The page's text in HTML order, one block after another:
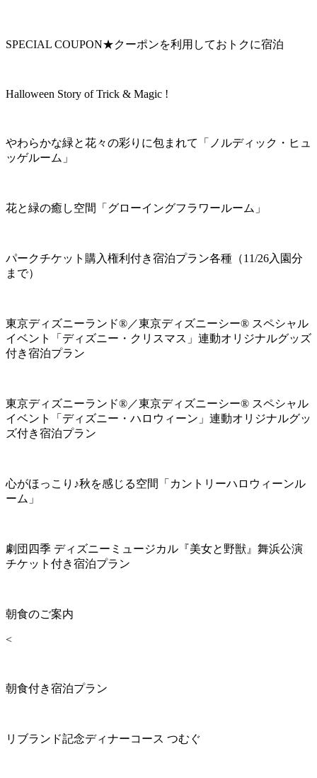
SPECIAL COUPON★クーポンを利用しておトクに宿泊
Halloween Story of Trick & Magic !
やわらかな緑と花々の彩りに包まれて「ノルディック・ヒュ
ッゲルーム」
花と緑の癒し空間「グローイングフラワールーム」
パークチケット購入権利付き宿泊プラン各種（11/26入園分
まで）
東京ディズニーランド®／東京ディズニーシー® スペシャル
イベント「ディズニー・クリスマス」連動オリジナルグッズ
付き宿泊プラン
東京ディズニーランド®／東京ディズニーシー® スペシャル
イベント「ディズニー・ハロウィーン」連動オリジナルグッ
ズ付き宿泊プラン
心がほっこり♪秋を感じる空間「カントリーハロウィーンル
ーム」
劇団四季 ディズニーミュージカル『美女と野獣』舞浜公演
チケット付き宿泊プラン
朝食のご案内
<
朝食付き宿泊プラン
リブランド記念ディナーコース つむぐ